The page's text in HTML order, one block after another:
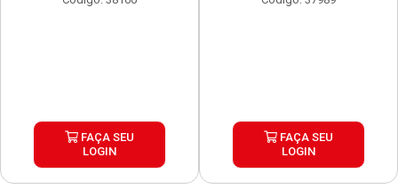
FAÇA SEU
LOGIN
FAÇA SEU
LOGIN